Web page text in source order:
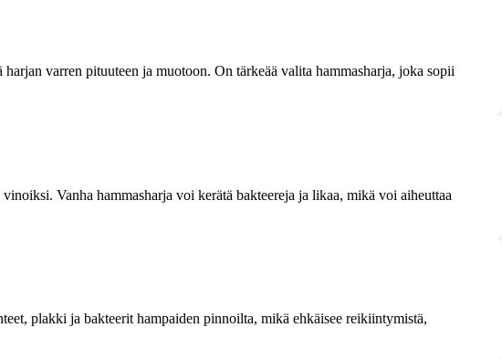
varren pituuteen ja muotoon. On tärkeää valita hammasharja, joka sopii
Vanha hammasharja voi kerätä bakteereja ja likaa, mikä voi aiheuttaa
plakki ja bakteerit hampaiden pinnoilta, mikä ehkäisee reikiintymistä,